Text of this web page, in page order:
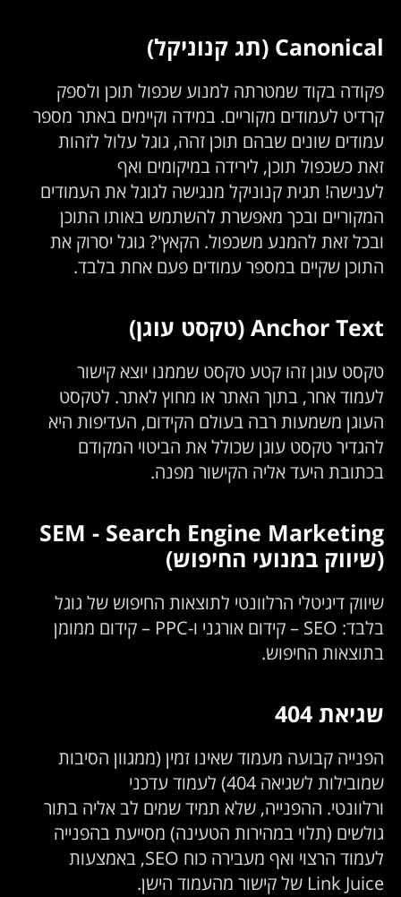
Canonical (תג קנוניקל)
פקודה בקוד שמטרתה למנוע שכפול תוכן ולספק
קרדיט לעמודים מקוריים. במידה וקיימים באתר מספר
עמודים שונים שבהם תוכן זהה, גוגל עלול לזהות
זאת כשכפול תוכן, לירידה במיקומים ואף
לענישה! תגית קנוניקל מנגישה לגוגל את העמודים
המקוריים ובכך מאפשרת להשתמש באותו התוכן
ובכל זאת להמנע משכפול. הקאץ'? גוגל יסרוק את
התוכן שקיים במספר עמודים פעם אחת בלבד.
Anchor Text (טקסט עוגן)
טקסט עוגן זהו קטע טקסט שממנו יוצא קישור
לעמוד אחר, בתוך האתר או מחוץ לאתר. לטקסט
העוגן משמעות רבה בעולם הקידום, העדיפות היא
להגדיר טקסט עוגן שכולל את הביטוי המקודם
בכתובת היעד אליה הקישור מפנה.
SEM - Search Engine Marketing
(שיווק במנועי החיפוש)
שיווק דיגיטלי הרלוונטי לתוצאות החיפוש של גוגל
בלבד: SEO – קידום אורגני ו-PPC – קידום ממומן
בתוצאות החיפוש.
שגיאת 404
הפנייה קבועה מעמוד שאינו זמין (ממגוון הסיבות
שמובילות לשגיאה 404) לעמוד עדכני
ורלוונטי. ההפנייה, שלא תמיד שמים לב אליה בתור
גולשים (תלוי במהירות הטעינה) מסייעת בהפנייה
לעמוד הרצוי ואף מעבירה כוח SEO, באמצעות
Link Juice של קישור מהעמוד הישן.